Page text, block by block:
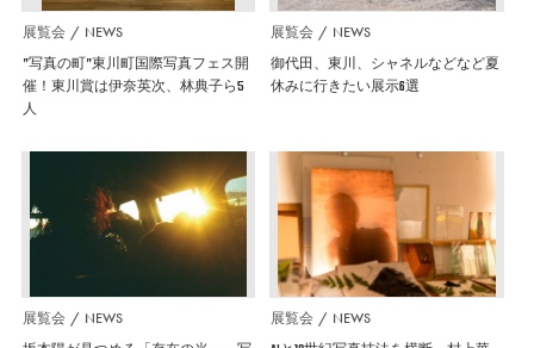
展覧会 NEWS
”写真の町”東川町国際写真フェス開
催！東川賞は伊奈英次、林典子ら5
人
展覧会 NEWS
御代田、東川、シャネルなどなど夏
休みに行きたい展示6選
展覧会 NEWS 展覧会 NEWS